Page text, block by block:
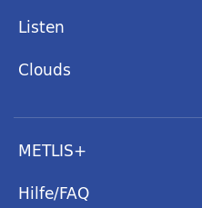
Listen
Clouds
METLIS+
Hilfe/FAQ